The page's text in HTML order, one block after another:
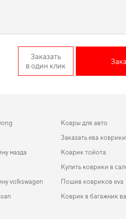
Заказать
в один клик
мазда
volkswagen
Ковры для авто
Заказать ева коврики
Коврик тойота
Купить коврики в
Пошив ковриков eva
Коврик в багажник